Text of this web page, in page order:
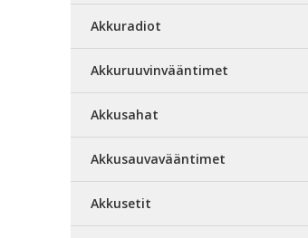
Akkuradiot
Akkuruuvinvääntimet
Akkusahat
Akkusauvavääntimet
Akkusetit